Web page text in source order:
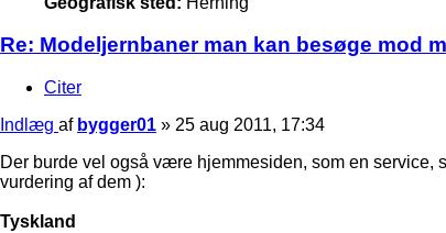
Re: Modeljernbaner man kan besøge mod
Citer
Indlæg af bygger01 » 25 aug 2011, 17:34
Der burde vel også være hjemmesiden, som en service,
vurdering af dem ):
Tyskland